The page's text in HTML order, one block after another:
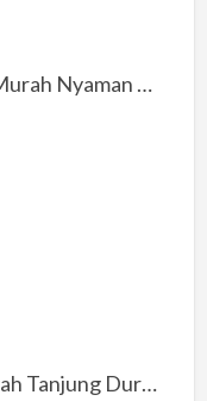
Kosan Wanita Murah Nyaman di Jakarta Selatan
Kos wanita murah Tanjung Duren Jakarta Barat